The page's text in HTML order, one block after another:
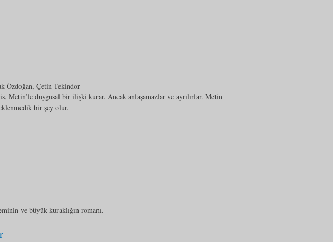
Özdoğan, Çetin Tekindor
Metin’le duygusal bir ilişki kurar. Ancak anlaşamazlar ve ayrılırlar. Metin
bir şey olur.
ve büyük kuraklığın romanı.